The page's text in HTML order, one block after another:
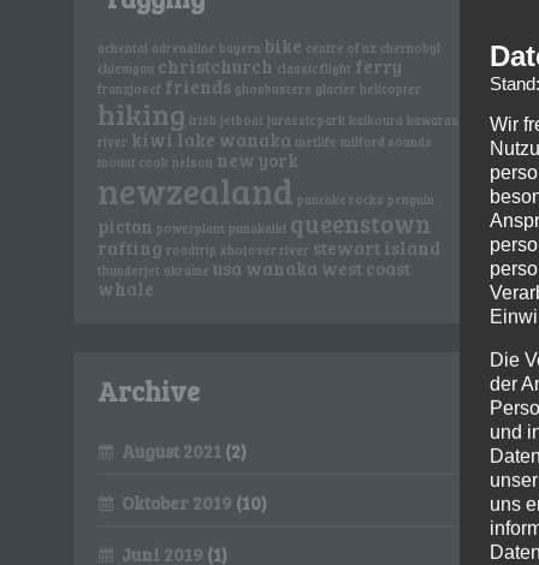
achental adrenaline bayern bike centre of nz chernobyl
chiemgau christchurch classic flight ferry
franzjosef friends ghosbusters glacier helicopter
hiking irish jetboat jurassic park kaikoura kawarau
river kiwi lake wanaka metlife milford sounds
mount cook nelson new york
newzealand pancake rocks penguin
picton powerplant punakaiki queenstown
rafting roadtrip shotover river stewart island
thunderjet ukraine usa wanaka west coast
whale
Archive
August 2021 (2)
Oktober 2019 (10)
Juni 2019 (1)
Wir
Die
der
und
uns